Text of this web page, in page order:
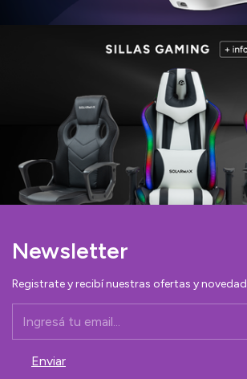
Newsletter
Registrate y recibí nuestras ofertas y